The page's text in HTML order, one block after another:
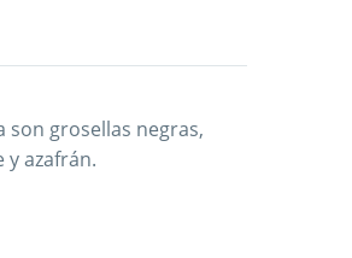
son grosellas negras,
y azafrán.